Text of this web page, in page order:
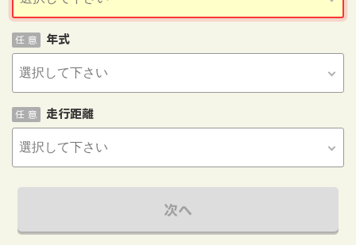
年式
任 意
走行距離
任 意
次へ